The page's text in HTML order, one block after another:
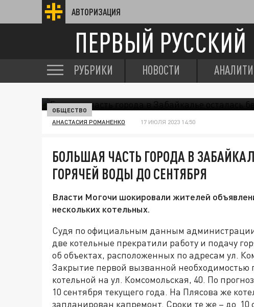
АВТОРИЗАЦИЯ
ПЕРВЫЙ РУССКИЙ
РУБРИКИ НОВОСТИ
ОБЩЕСТВО
АНАСТАСИЯ РОМАНЕНКО 17 ИЮЛЯ 2023 14:50
БОЛЬШАЯ ЧАСТЬ ГОРОДА В
ГОРЯЧЕЙ ВОДЫ ДО СЕНТЯБРЯ
Власти Могочи шокировали жителей
нескольких котельных.
Судя по официальным данным администрации
две котельные прекратили работу и подачу
об объектах, расположенных по адресам ул.
Закрытие первой вызванной необходимостью
котельной на ул. Комсомольская, 40. По
10 сентября текущего года. На Плясова же
запланирован капремонт. Сроки те же – до 10